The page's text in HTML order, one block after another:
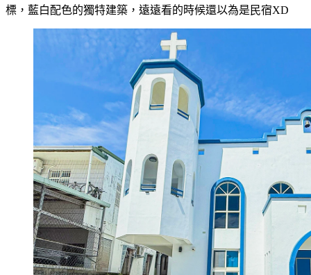
標，藍白配色的獨特建築，遠遠看的時候還以為是民宿XD